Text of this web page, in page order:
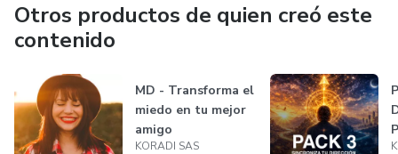
Otros productos de quien creó este
contenido
MD - Transforma el
miedo en tu mejor
amigo
KORADI SAS